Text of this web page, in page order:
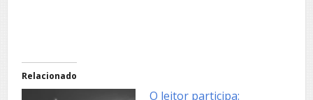
Relacionado
O leitor participa: